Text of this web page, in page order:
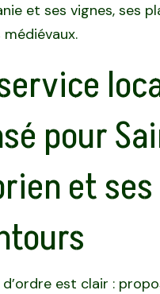
et ses vignes, ses
pour
et ses
est clair :